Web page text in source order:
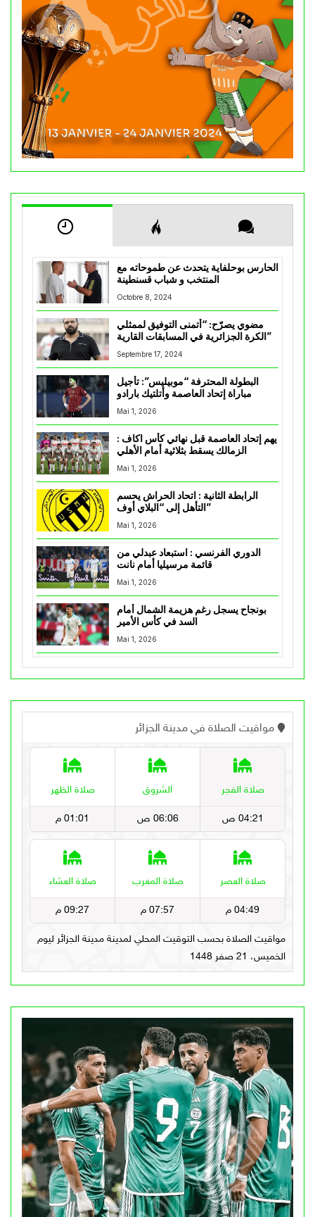
الحارس بوحلفاية يتحدث عن طموحاته مع
المنتخب و شباب قسنطينة
Octobre 8, 2024
مضوي يصرّح: “أتمنى التوفيق لممثلي
الكرة الجزائرية في المسابقات القارية”
Septembre 17, 2024
البطولة المحترفة “موبيليس”: تأجيل
مباراة إتحاد العاصمة وأتلتيك بارادو
Mai 1, 2026
يهم إتحاد العاصمة قبل نهائي كأس اكاف :
Mai 1, 2026
الرابطة الثانية : اتحاد الحراش يحسم
التأهل إلى “البلاي أوف”
Mai 1, 2026
الدوري الفرنسي : استبعاد عبدلي من
قائمة مرسيليا أمام نانت
Mai 1, 2026
بونجاح يسجل رغم هزيمة الشمال أمام
السد في كأس الأمير
Mai 1, 2026